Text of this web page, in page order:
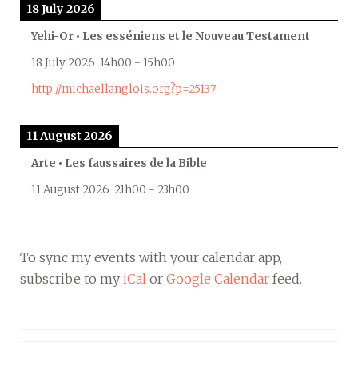
18 July 2026
Yehi-Or • Les esséniens et le Nouveau Testament
18 July 2026 14h00 - 15h00
http://michaellanglois.org?p=25137
11 August 2026
Arte • Les faussaires de la Bible
11 August 2026 21h00 - 23h00
To sync my events with your calendar app,
subscribe to my iCal or Google Calendar feed.